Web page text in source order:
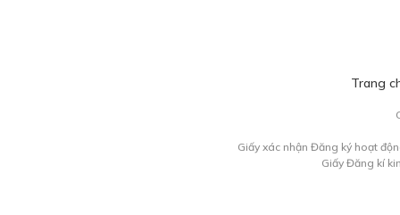
Trang
Giấy xác nhận Đăng ký hoạt
Giấy Đăng kí